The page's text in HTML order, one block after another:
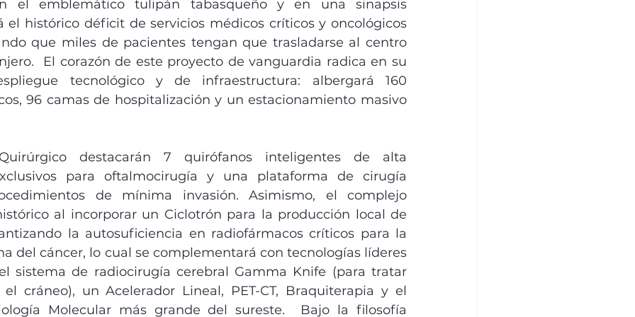
el emblemático tulipán tabasqueño y en una sinapsis
histórico déficit de servicios médicos críticos y oncológicos
que miles de pacientes tengan que trasladarse al centro
El corazón de este proyecto de vanguardia radica en su
tecnológico y de infraestructura: albergará 160
96 camas de hospitalización y un estacionamiento masivo
destacarán 7 quirófanos inteligentes de alta
para oftalmocirugía y una plataforma de cirugía
de mínima invasión. Asimismo, el complejo
al incorporar un Ciclotrón para la producción local de
la autosuficiencia en radiofármacos críticos para la
del cáncer, lo cual se complementará con tecnologías líderes
sistema de radiocirugía cerebral Gamma Knife (para tratar
cráneo), un Acelerador Lineal, PET-CT, Braquiterapia y el
Molecular más grande del sureste.  Bajo la filosofía